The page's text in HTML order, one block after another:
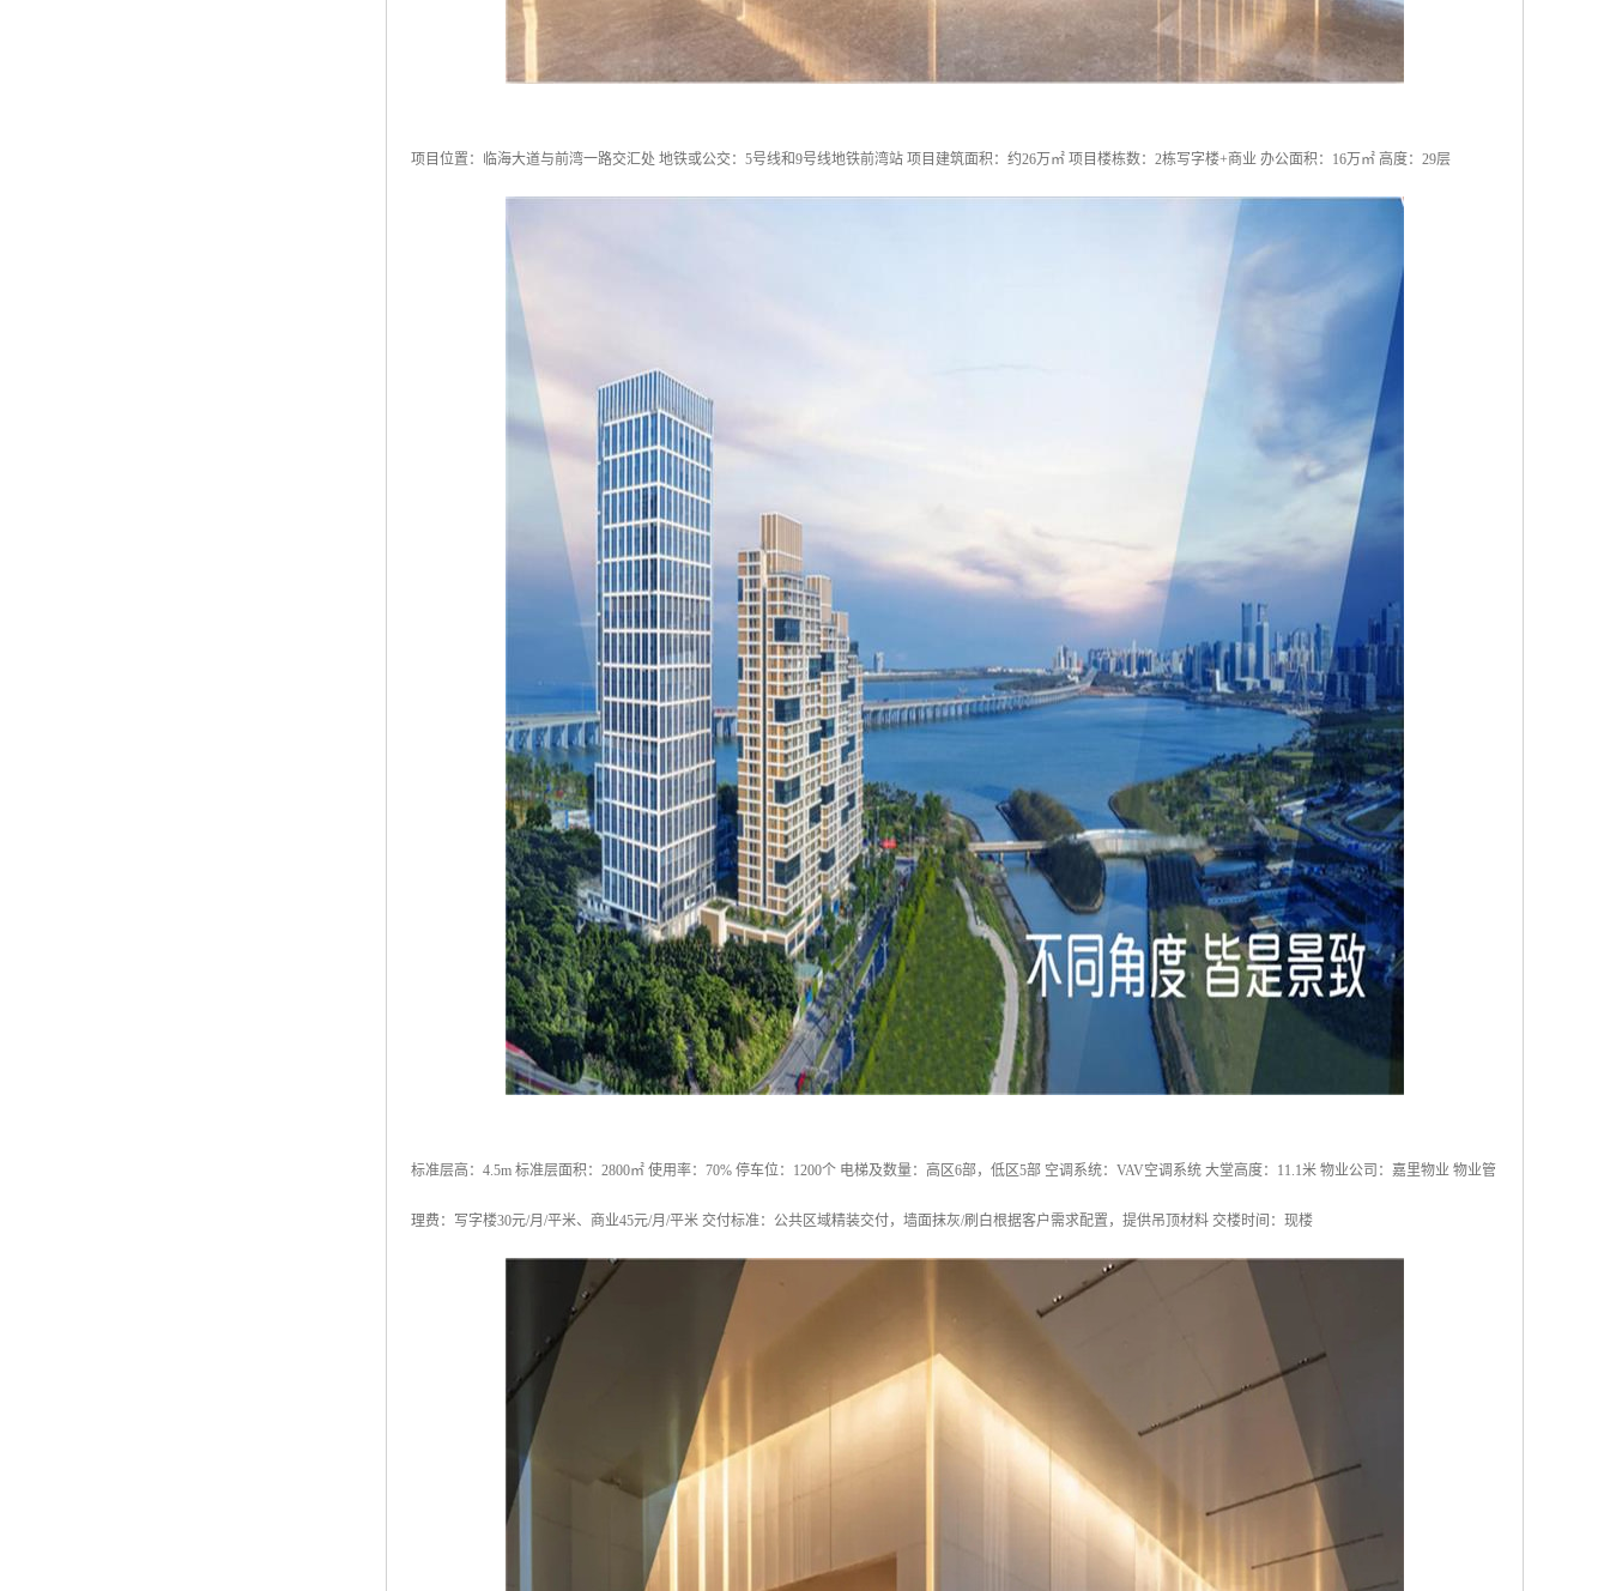
项目位置：临海大道与前湾一路交汇处 地铁或公交：5号线和9号线地铁前湾站 项目建筑面积：约26万㎡ 项目楼栋数：2栋写字楼+商业 办公面积：16万㎡ 高度：29层
标准层高：4.5m 标准层面积：2800㎡ 使用率：70% 停车位：1200个 电梯及数量：高区6部，低区5部 空调系统：VAV空调系统 大堂高度：11.1米 物业公司：嘉里物业 物业管
理费：写字楼30元/月/平米、商业45元/月/平米 交付标准：公共区域精装交付，墙面抹灰/刷白根据客户需求配置，提供吊顶材料 交楼时间：现楼